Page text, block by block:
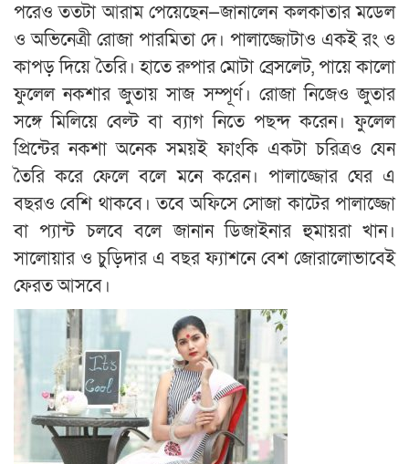
পরেও ততটা আরাম পেয়েছেন—জানালেন কলকাতার মডেল
ও অভিনেত্রী রোজা পারমিতা দে। পালাজ্জোটাও একই রং ও
কাপড় দিয়ে তৈরি। হাতে রুপার মোটা ব্রেসলেট, পায়ে কালো
ফুলেল নকশার জুতায় সাজ সম্পূর্ণ। রোজা নিজেও জুতার
সঙ্গে মিলিয়ে বেল্ট বা ব্যাগ নিতে পছন্দ করেন। ফুলেল
প্রিন্টের নকশা অনেক সময়ই ফাংকি একটা চরিত্রও যেন
তৈরি করে ফেলে বলে মনে করেন। পালাজ্জোর ঘের এ
বছরও বেশি থাকবে। তবে অফিসে সোজা কাটের পালাজ্জো
বা প্যান্ট চলবে বলে জানান ডিজাইনার হুমায়রা খান।
সালোয়ার ও চুড়িদার এ বছর ফ্যাশনে বেশ জোরালোভাবেই
ফেরত আসবে।